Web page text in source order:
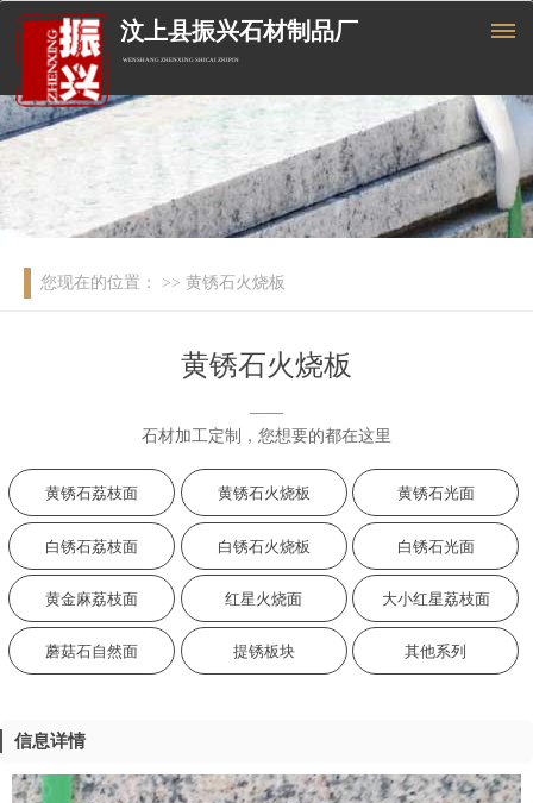
汶上县振兴石材制品厂
WENSHANG ZHENXING SHICAI ZHIPIN
您现在的位置： >> 黄锈石火烧板
黄锈石火烧板
——
石材加工定制，您想要的都在这里
黄锈石荔枝面 黄锈石火烧板 黄锈石光面
白锈石荔枝面 白锈石火烧板 白锈石光面
黄金麻荔枝面 红星火烧面 大小红星荔枝面
蘑菇石自然面 提锈板块 其他系列
信息详情